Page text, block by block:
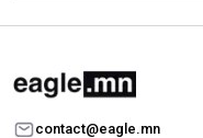
contact@eagle.mn